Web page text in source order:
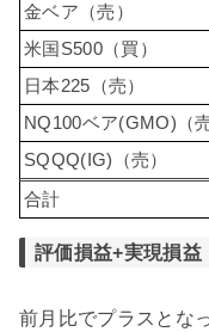
金ベア（売）
米国S500（買）
日本225（売）
NQ100ベア(GMO)（売
SQQQ(IG)（売）
合計
評価損益+実現損益
前月比でプラスとな